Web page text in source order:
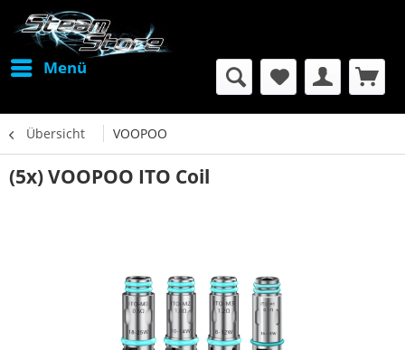
Menü
Übersicht VOOPOO
(5x) VOOPOO ITO Coil